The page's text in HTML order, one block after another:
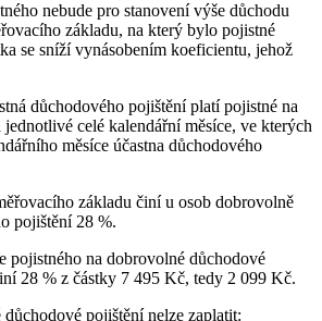
nebude pro stanovení výše důchodu
základu, na který bylo pojistné
se sníží vynásobením koeficientu, jehož
důchodového pojištění platí pojistné na
celé kalendářní měsíce, ve kterých
měsíce účastna důchodového
základu činí u osob dobrovolně
pojištění 28 %.
pojistného na dobrovolné důchodové
28 % z částky 7 495 Kč, tedy 2 099 Kč.
pojištění nelze zaplatit: